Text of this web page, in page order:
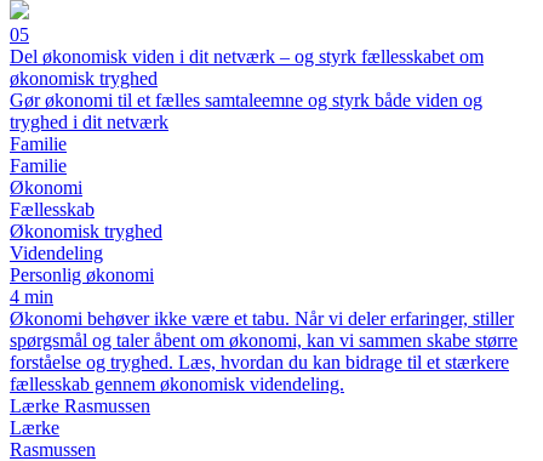
05
Del økonomisk viden i dit netværk – og styrk fællesskabet om
økonomisk tryghed
Gør økonomi til et fælles samtaleemne og styrk både viden og
tryghed i dit netværk
Familie
Familie
Økonomi
Fællesskab
Økonomisk tryghed
Videndeling
Personlig økonomi
4 min
Økonomi behøver ikke være et tabu. Når vi deler erfaringer, stiller
spørgsmål og taler åbent om økonomi, kan vi sammen skabe større
forståelse og tryghed. Læs, hvordan du kan bidrage til et stærkere
fællesskab gennem økonomisk videndeling.
Lærke Rasmussen
Lærke
Rasmussen